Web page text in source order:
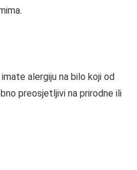
alergiju na bilo koji od
preosjetljivi na prirodne ili